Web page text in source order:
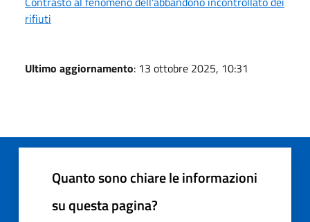
rifiuti
Ultimo aggiornamento: 13 ottobre 2025, 10:31
Quanto sono chiare le informazioni
su questa pagina?